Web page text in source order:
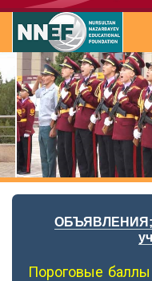
ОБЪЯВЛЕНИЯ;
Пороговые